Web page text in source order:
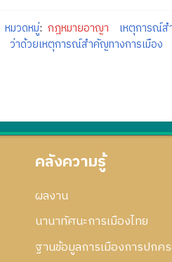
หมวดหมู่: กฎหมายอาญา
เหตุการณ์ส
ว่าด้วยเหตุการณ์สำคัญทางการเมือง
คลังความรู้
ผลงาน
นานาทัศนะการเมืองไทย
ฐานข้อมูลการเมืองการปกค